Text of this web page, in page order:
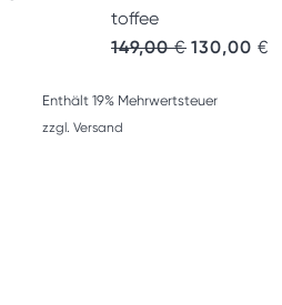
toffee
149,00€ 130,00 €
Enthält 19% Mehrwertsteuer
zzgl. Versand